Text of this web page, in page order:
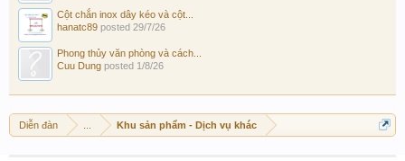
Cột chắn inox dây kéo và cột...
hanatc89 posted 29/7/26
Phong thủy văn phòng và cách...
Cuu Dung posted 1/8/26
Diễn đàn Khu sản phẩm - Dịch vụ khác